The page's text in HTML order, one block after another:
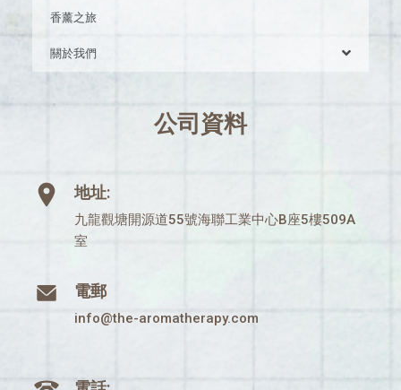
香薰之旅
關於我們
公司資料
地址:
九龍觀塘開源道55號海聯工業中心B座5樓509A
室
電郵
info@the-aromatherapy.com